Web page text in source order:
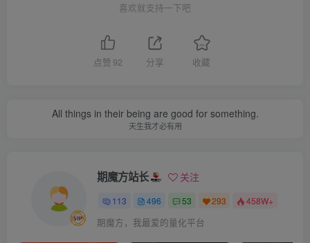
喜欢就支持一下吧
点赞 92 分享 收藏
All things in their being are good for something.
天生我才必有用
期魔方站长 关注
113 496 53 293 458W+
期魔方，我最爱的量化平台